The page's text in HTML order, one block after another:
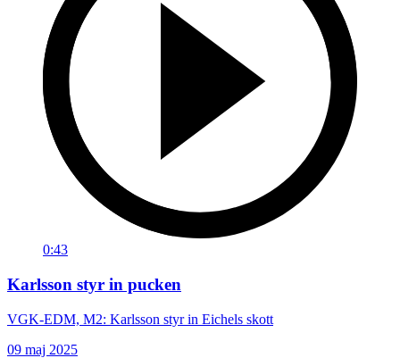
0:43
Karlsson styr in pucken
VGK-EDM, M2: Karlsson styr in Eichels skott
09 maj 2025